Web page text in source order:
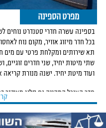
מפרט הספינה
בספינה עשרה חדרי סטנדרט נוחים
בכל חדר מיזוג אוויר, מקום נוח
תא שירותים ומקלחת פרטי עם מים
שתי מיטות יחיד, שני חדרים זוגיים,
ועוד מיטת יחיד. ישנה מנורת קריאה
חדר האוכל המהווה גם סלון מאובזר
כל 20 האורחים בספינה. גם סיפון השמש המפנק מרווח ונעים ובו כיסאות
נוחים למנוחה בין הצלילות וצפייה